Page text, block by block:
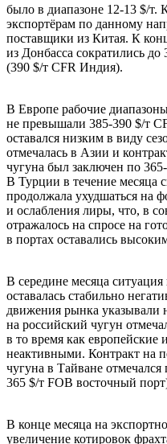
было в диапазоне 12-13 $/
экспортёрам по данному
поставщики из Китая. К
из Донбасса сократились
(390 $/т CFR Индия).
В Европе рабочие
не превышали 385-390 $/т
оставался низким в виду
отмечалась в Азии и
чугуна был заключен по
В Турции в течение месяца
продолжала ухудшаться
и ослабления лиры, что, в
отражалось на спросе на
в портах оставались
В середине месяца
оставалась стабильно
движения рынка указывали
на российский чугун
в то время как
неактивными. Контракт на
чугуна в Тайване
365 $/т FOB восточный
В конце месяца на
увеличение котировок